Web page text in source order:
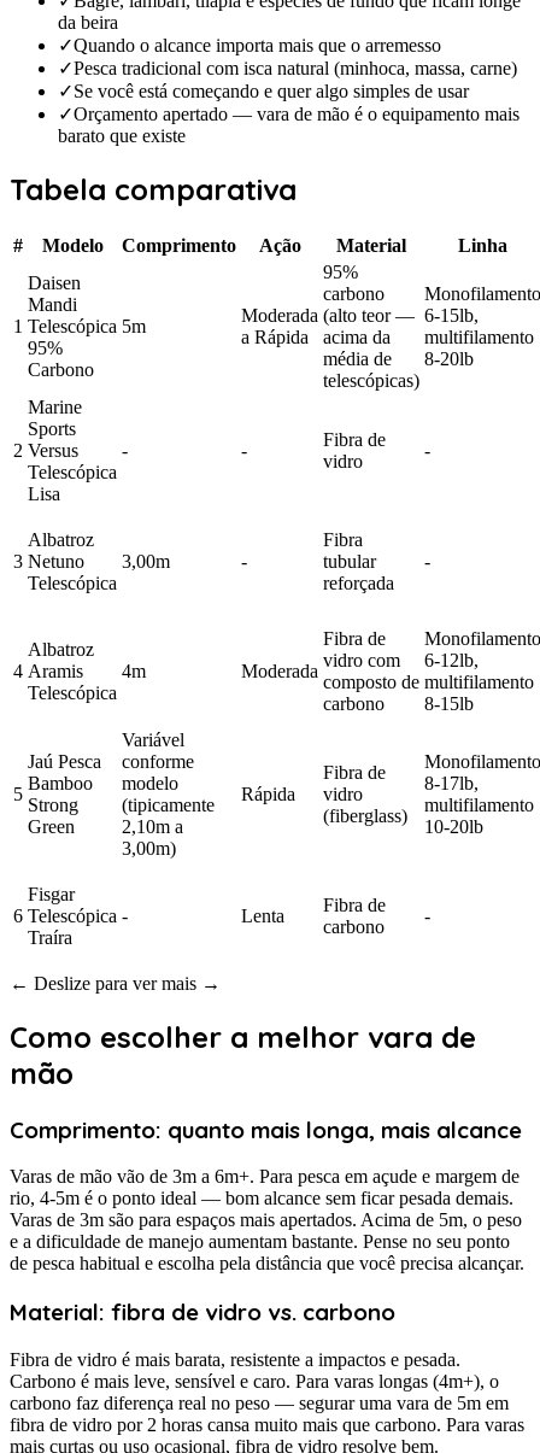
da beira
✓Quando o alcance importa mais que o arremesso
✓Pesca tradicional com isca natural (minhoca, massa, carne)
✓Se você está começando e quer algo simples de usar
✓Orçamento apertado — vara de mão é o equipamento mais
barato que existe
Tabela comparativa
# Modelo Comprimento Ação Material Linha
1
Daisen
Mandi
Telescópica
95%
Carbono
5m
Moderada
a Rápida
95%
carbono
(alto teor —
acima da
média de
telescópicas)
Monofilamento
6-15lb,
multifilamento
8-20lb
2
Marine
Sports
Versus
Telescópica
Lisa
- -
Fibra de
vidro
-
3
Albatroz
Netuno
Telescópica
3,00m -
Fibra
tubular
reforçada
-
4
Albatroz
Aramis
Telescópica
4m Moderada
Fibra de
vidro com
composto de
carbono
Monofilamento
6-12lb,
multifilamento
8-15lb
5
Jaú Pesca
Bamboo
Strong
Green
Variável
conforme
modelo
(tipicamente
2,10m a
3,00m)
Rápida
Fibra de
vidro
(fiberglass)
Monofilamento
8-17lb,
multifilamento
10-20lb
6
Fisgar
Telescópica
Traíra
- Lenta
Fibra de
carbono
-
← Deslize para ver mais →
Como escolher a melhor vara de
mão
Comprimento: quanto mais longa, mais alcance
Varas de mão vão de 3m a 6m+. Para pesca em açude e margem de
rio, 4-5m é o ponto ideal — bom alcance sem ficar pesada demais.
Varas de 3m são para espaços mais apertados. Acima de 5m, o peso
e a dificuldade de manejo aumentam bastante. Pense no seu ponto
de pesca habitual e escolha pela distância que você precisa alcançar.
Material: fibra de vidro vs. carbono
Fibra de vidro é mais barata, resistente a impactos e pesada.
Carbono é mais leve, sensível e caro. Para varas longas (4m+), o
carbono faz diferença real no peso — segurar uma vara de 5m em
fibra de vidro por 2 horas cansa muito mais que carbono. Para varas
mais curtas ou uso ocasional, fibra de vidro resolve bem.